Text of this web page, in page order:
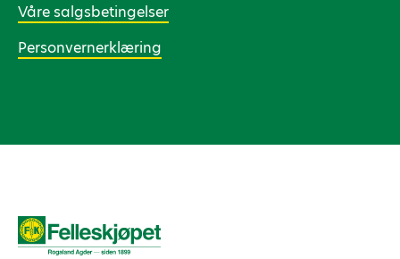
Våre salgsbetingelser
Personvernerklæring